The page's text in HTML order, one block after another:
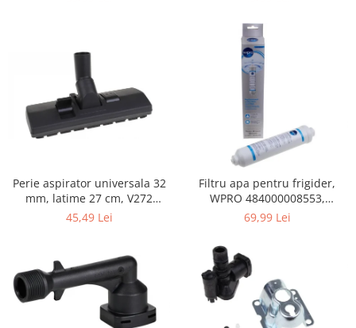
Ingrijire personala & Cosmetice
Accesorii aparate de ras electrice
Accesorii aparate hair styling
Aparate & Accesorii ingrijire
personala
Consumabile sanitare
Cosmetice si produse ingrijire
Jucarii, Copii & Bebe
Camera copilului
Perie aspirator universala 32
mm, latime 27 cm, V272
ECONOMY
45,49 Lei
Filtru apa pentru frigider,
WPRO 484000008553,
compatibil cu Samsung, AEG,
69,99 Lei